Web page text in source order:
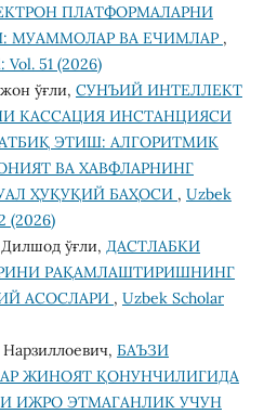
ПЛАТФОРМАЛАРНИ
МУАММОЛАР ВА ЕЧИМЛАР ,
Vol. 51 (2026)
ўғли, СУНЪИЙ ИНТЕЛЛЕКТ
КАССАЦИЯ ИНСТАНЦИЯСИ
ЭТИШ: АЛГОРИТМИК
ВА ХАВФЛАРНИНГ
ҲУҚУҚИЙ БАҲОСИ , Uzbek
(2026)
ўғли, ДАСТЛАБКИ
РАҚАМЛАШТИРИШНИНГ
АСОСЛАРИ , Uzbek Scholar
БАЪЗИ
ЖИНОЯТ ҚОНУНЧИЛИГИДА
ИЖРО ЭТМАГАНЛИК УЧУН